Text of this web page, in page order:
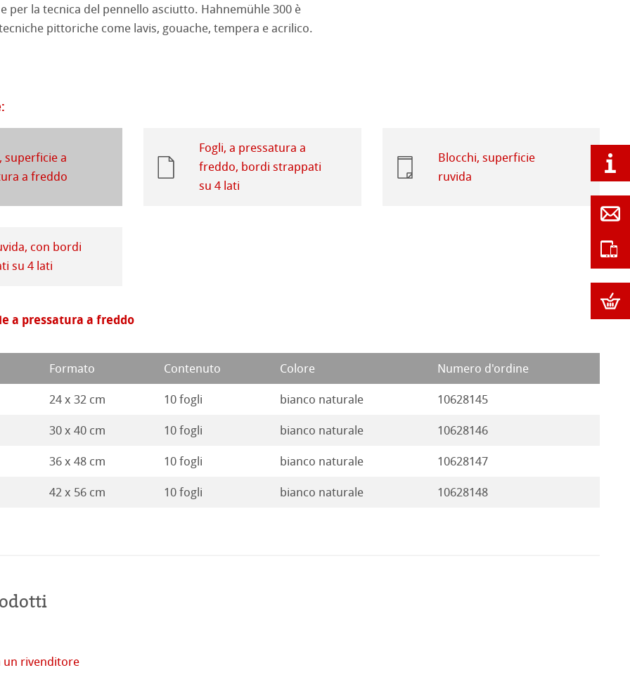
Questions
ad Olio/Acrilico
Classici
Stella
per la tecnica del pennello asciutto. Hahnemühle 300 è
pittoriche come lavis, gouache, tempera e acrilico.
superficie a
a freddo
Fogli, a pressatura a
freddo, bordi strappati
su 4 lati
Blocchi, superficie
ruvida
con bordi
su 4 lati
a pressatura a freddo
Formato Contenuto Colore Numero d'ordine
24 x 32 cm 10 fogli bianco naturale 10628145
30 x 40 cm 10 fogli bianco naturale 10628146
36 x 48 cm 10 fogli bianco naturale 10628147
42 x 56 cm 10 fogli bianco naturale 10628148
un rivenditore